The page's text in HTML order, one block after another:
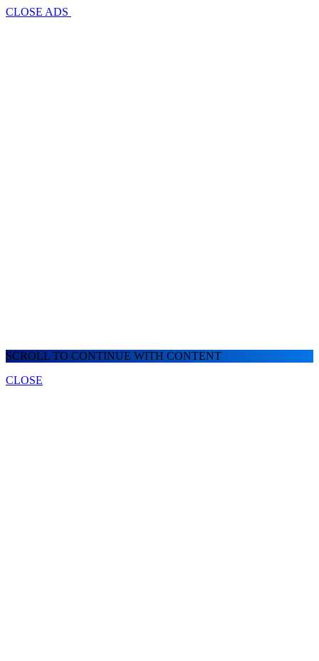
CLOSE ADS
SCROLL TO CONTINUE WITH CONTENT
CLOSE